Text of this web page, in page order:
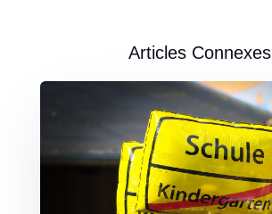
Articles Connexes